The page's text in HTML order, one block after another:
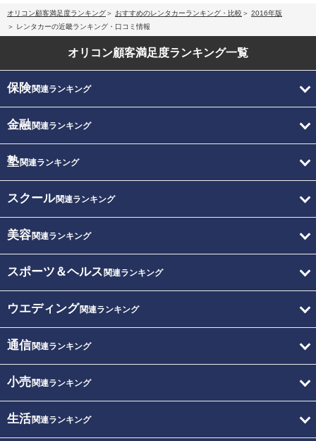
オリコン顧客満足度ランキング おすすめのレンタカーランキング・比較
2016年版
レンタカーの近畿ランキング・口コミ情報
オリコン顧客満足度ランキング一覧
保険関連ランキング
金融関連ランキング
塾関連ランキング
スクール関連ランキング
美容関連ランキング
スポーツ＆ヘルス 関連ランキング
ウエディング関連ランキング
通信関連ランキング
小売関連ランキング
生活関連ランキング